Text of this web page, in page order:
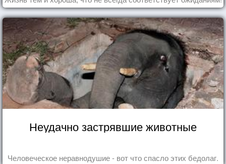
Неудачно застрявшие животные
Человеческое неравнодушие - вот что спасло этих бедолаг.